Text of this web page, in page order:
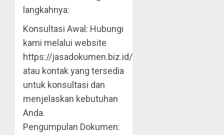
langkahnya:
Konsultasi Awal: Hubungi
kami melalui website
https://jasadokumen.biz.id/
atau kontak yang tersedia
untuk konsultasi dan
menjelaskan kebutuhan
Anda.
Pengumpulan Dokumen: